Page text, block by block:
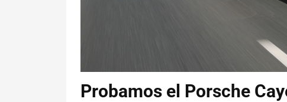
Probamos el Porsche